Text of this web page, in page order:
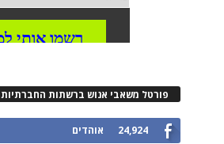
פורטל משאבי אנוש ברשתות החברתיות
24,924 אוהדים